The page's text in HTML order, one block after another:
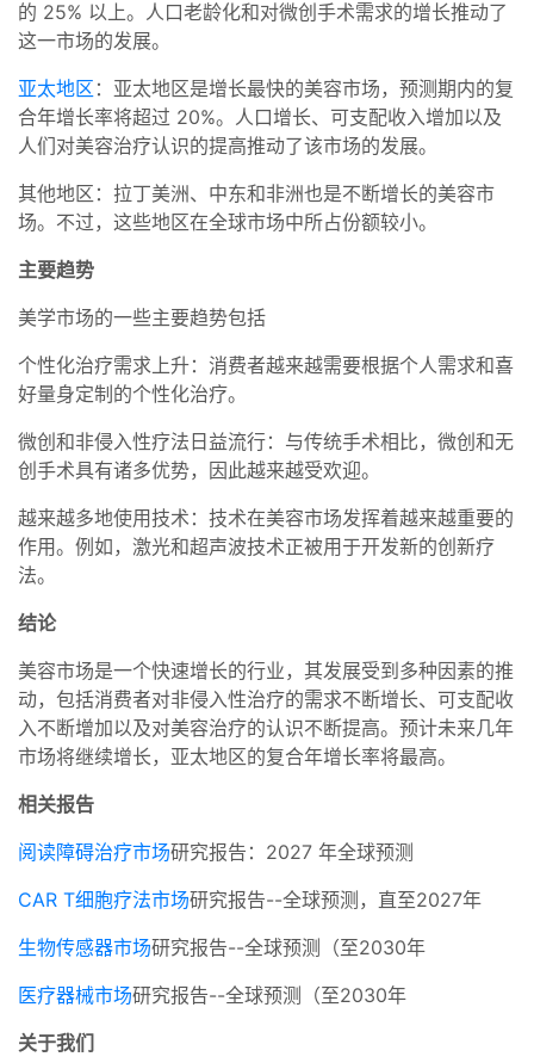
的 25% 以上。人口老龄化和对微创手术需求的增长推动了
这一市场的发展。
亚太地区 ：亚太地区是增长最快的美容市场，预测期内的复
合年增长率将超过 20%。人口增长、可支配收入增加以及
人们对美容治疗认识的提高推动了该市场的发展。
其他地区：拉丁美洲、中东和非洲也是不断增长的美容市
场。不过，这些地区在全球市场中所占份额较小。
主要趋势
美学市场的一些主要趋势包括
个性化治疗需求上升：消费者越来越需要根据个人需求和喜
好量身定制的个性化治疗。
微创和非侵入性疗法日益流行：与传统手术相比，微创和无
创手术具有诸多优势，因此越来越受欢迎。
越来越多地使用技术：技术在美容市场发挥着越来越重要的
作用。例如，激光和超声波技术正被用于开发新的创新疗
法。
结论
美容市场是一个快速增长的行业，其发展受到多种因素的推
动，包括消费者对非侵入性治疗的需求不断增长、可支配收
入不断增加以及对美容治疗的认识不断提高。预计未来几年
市场将继续增长，亚太地区的复合年增长率将最高。
相关报告
阅读障碍治疗市场研究报告：2027 年全球预测
CAR T细胞疗法市场研究报告--全球预测，直至2027年
生物传感器市场研究报告--全球预测（至2030年
医疗器械市场研究报告--全球预测（至2030年
关于我们